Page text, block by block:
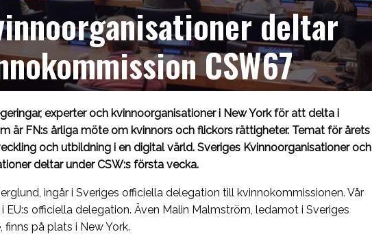
deltar
CSW67
experter och kvinnoorganisationer i New York för att delta i
är FN:s årliga möte om kvinnors och flickors rättigheter. Temat för årets
och utbildning i en digital värld. Sveriges Kvinnoorganisationer och
deltar under CSW:s första vecka.
ingår i Sveriges officiella delegation till kvinnokommissionen. Vår
EU:s officiella delegation. Även Malin Malmström, ledamot i Sveriges
på plats i New York.